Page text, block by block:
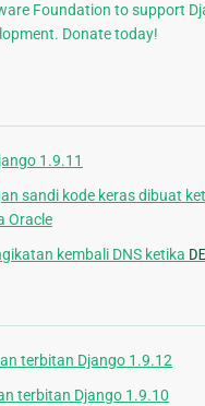
Foundation to support
Donate today!
1.9.11
sandi kode keras dibuat
Oracle
kembali DNS ketika
terbitan Django 1.9.12
terbitan Django 1.9.10